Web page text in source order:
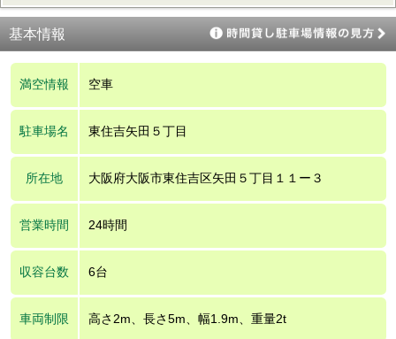
基本情報
満空情報 空車
駐車場名 東住吉矢田５丁目
所在地 大阪府大阪市東住吉区矢田５丁目１１ー３
営業時間 24時間
収容台数 6台
車両制限 高さ2m、長さ5m、幅1.9m、重量2t